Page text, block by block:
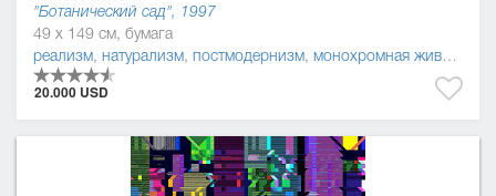
"Ботанический сад", 1997
49 x 149 см, бумага
реализм, натурализм, постмодернизм, монохромная живопись
20.000 USD